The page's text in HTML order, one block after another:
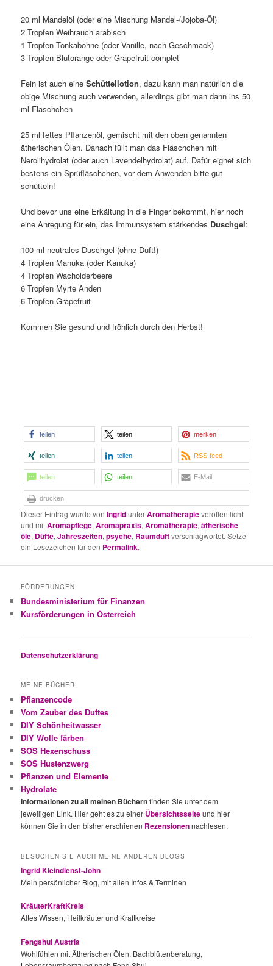
20 ml Mandelöl (oder eine Mischung Mandel-/Jojoba-Öl)
2 Tropfen Weihrauch arabisch
1 Tropfen Tonkabohne (oder Vanille, nach Geschmack)
3 Tropfen Blutorange oder Grapefruit complet
Fein ist auch eineSchüttellotion, dazu kann man natürlich die
obige Mischung auch verwenden, allerdings gibt man dann ins 50
ml-Fläschchen
25 ml fettes Pflanzenöl, gemischt mit den oben genannten
ätherischen Ölen. Danach füllt man das Fläschchen mit
Nerolihydrolat (oder auch Lavendelhydrolat) auf. Dafür eignet sich
bestens ein Sprüfläschchen, vor dem Anwenden bitte gut
schütteln!
Und bevor uns eine Erkältung in die Finger bekommt, hier noch
eine Anregung für ein, das Immunsystem stärkendes Duschgel:
100 ml neutrales Duschgel (ohne Duft!)
4 Tropfen Manuka (oder Kanuka)
4 Tropfen Wacholderbeere
6 Tropfen Myrte Anden
6 Tropfen Grapefruit
Kommen Sie gesund und fröhlich durch den Herbst!
teilen teilen merken
teilen teilen RSS-feed
teilen teilen E-Mail
drucken
Dieser Eintrag wurde vonIngridunterAromatherapieveröffentlicht
und mitAromapflege,Aromapraxis,Aromatherapie,ätherische
öle, Düfte,Jahreszeiten,psyche, Raumduftverschlagwortet. Setze
ein Lesezeichen für den Permalink.
FÖRDERUNGEN
Bundesministerium für Finanzen
Kursförderungen in Österreich
Datenschutzerklärung
MEINE BÜCHER
Pflanzencode
Vom Zauber des Duftes
DIY Schönheitwasser
DIY Wolle färben
SOS Hexenschuss
SOS Hustenzwerg
Pflanzen und Elemente
Hydrolate
Informationen zu all meinen Büchernfinden Sie unter dem
jeweiligen Link. Hier geht es zu einer Übersichtsseiteund hier
können Sie in den bisher erschienen Rezensionennachlesen.
BESUCHEN SIE AUCH MEINE ANDEREN BLOGS
Ingrid Kleindienst-John
Mein persönlicher Blog, mit allen Infos & Terminen
KräuterKraftKreis
Altes Wissen, Heilkräuter und Kraftkreise
Fengshui Austria
Wohlfühlen mit Ätherischen Ölen, Bachblütenberatung,